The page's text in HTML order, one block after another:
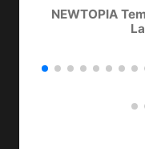
NEWTOPIA